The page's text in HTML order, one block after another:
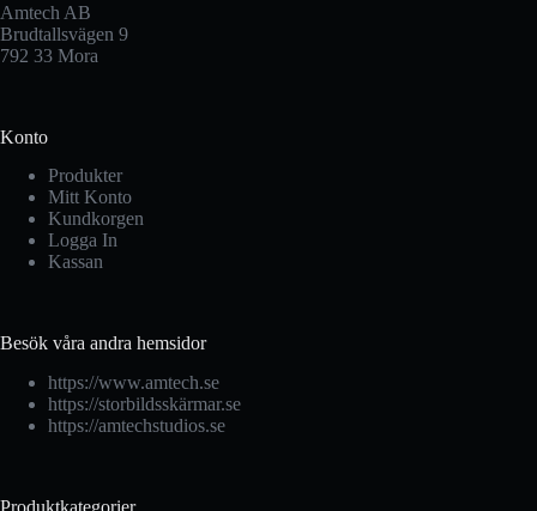
Amtech AB
Brudtallsvägen 9
792 33 Mora
Konto
Produkter
Mitt Konto
Kundkorgen
Logga In
Kassan
Besök våra andra hemsidor
https://www.amtech.se
https://storbildsskärmar.se
https://amtechstudios.se